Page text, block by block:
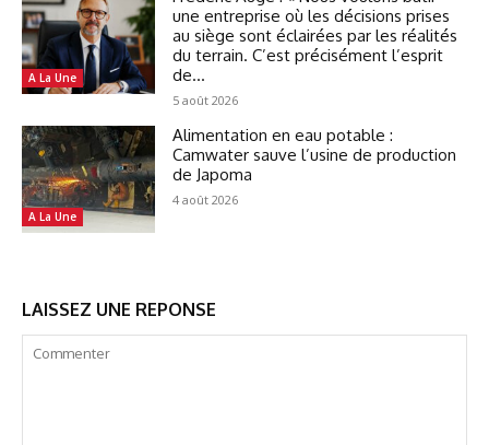
A La Une
une entreprise où les décisions prises
au siège sont éclairées par les réalités
du terrain. C’est précisément l’esprit
de...
5 août 2026
A La Une
Alimentation en eau potable :
Camwater sauve l’usine de production
de Japoma
4 août 2026
LAISSEZ UNE REPONSE